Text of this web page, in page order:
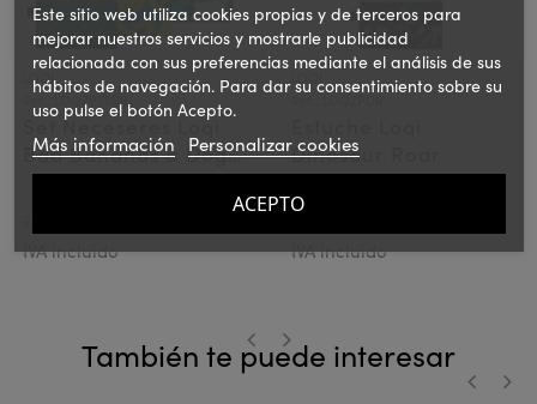
LOQI
Ref.: LOQZPTSBR
Set Neceseres Loqi
Bad Bananas & Dog
Walking
IVA incluido
Dinosaur Roar
IVA incluido
También te puede interesar
Este sitio web utiliza cookies propias y de terceros para
mejorar nuestros servicios y mostrarle publicidad
relacionada con sus preferencias mediante el análisis de sus
hábitos de navegación. Para dar su consentimiento sobre su
uso pulse el botón Acepto.
Más información Personalizar cookies
ACEPTO